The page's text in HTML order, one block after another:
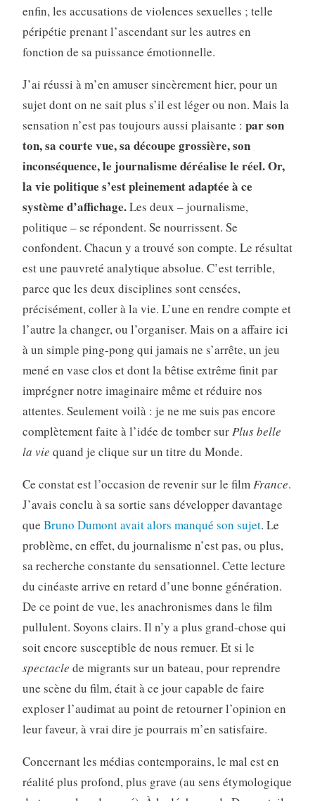
enfin, les accusations de violences sexuelles ; telle
péripétie prenant l’ascendant sur les autres en
fonction de sa puissance émotionnelle.
J’ai réussi à m’en amuser sincèrement hier, pour un
sujet dont on ne sait plus s’il est léger ou non. Mais la
sensation n’est pas toujours aussi plaisante : par son
ton, sa courte vue, sa découpe grossière, son
inconséquence, le journalisme déréalise le réel. Or,
la vie politique s’est pleinement adaptée à ce
système d’affichage.Les deux – journalisme,
politique – se répondent. Se nourrissent. Se
confondent. Chacun y a trouvé son compte. Le résultat
est une pauvreté analytique absolue. C’est terrible,
parce que les deux disciplines sont censées,
précisément, coller à la vie. L’une en rendre compte et
l’autre la changer, ou l’organiser. Mais on a affaire ici
à un simple ping-pong qui jamais ne s’arrête, un jeu
mené en vase clos et dont la bêtise extrême finit par
imprégner notre imaginaire même et réduire nos
attentes. Seulement voilà : je ne me suis pas encore
complètement faite à l’idée de tomber surPlus belle
la vie quand je clique sur un titre du Monde.
Ce constat est l’occasion de revenir sur le filmFrance.
J’avais conclu à sa sortie sans développer davantage
que Bruno Dumont avait alors manqué son sujet. Le
problème, en effet, du journalisme n’est pas, ou plus,
sa recherche constante du sensationnel. Cette lecture
du cinéaste arrive en retard d’une bonne génération.
De ce point de vue, les anachronismes dans le film
pullulent. Soyons clairs. Il n’y a plus grand-chose qui
soit encore susceptible de nous remuer. Et si le
spectacle de migrants sur un bateau, pour reprendre
une scène du film, était à ce jour capable de faire
exploser l’audimat au point de retourner l’opinion en
leur faveur, à vrai dire je pourrais m’en satisfaire.
Concernant les médias contemporains, le mal est en
réalité plus profond, plus grave (au sens étymologique